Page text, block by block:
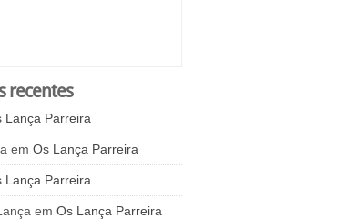
recentes
Lança Parreira
em Os Lança Parreira
Lança Parreira
em Os Lança Parreira